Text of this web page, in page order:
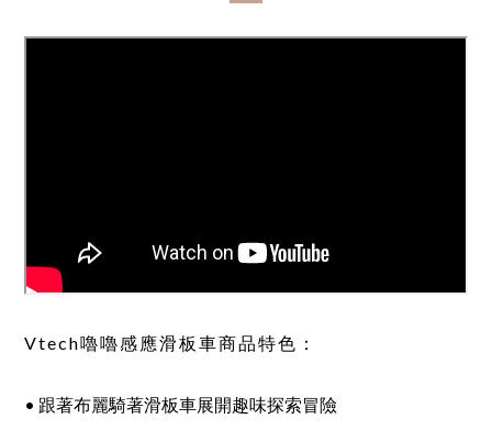
Vtech嚕嚕感應滑板車商品特色：
• 跟著布麗騎著滑板車展開趣味探索冒險